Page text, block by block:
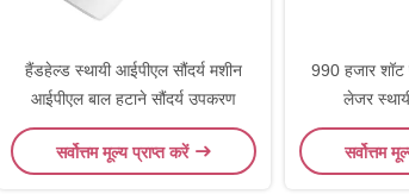
हैंडहेल्ड स्थायी आईपीएल सौंदर्य मशीन
आईपीएल बाल हटाने सौंदर्य उपकरण
सर्वोत्तम मूल्य प्राप्त करें
990 हजार शॉट
लेजर
सर्वोत्तम